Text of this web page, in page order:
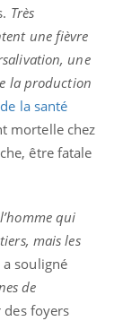
Très
une fièvre
une
la production
la santé
mortelle chez
être fatale
qui
mais les
a souligné
de
des foyers